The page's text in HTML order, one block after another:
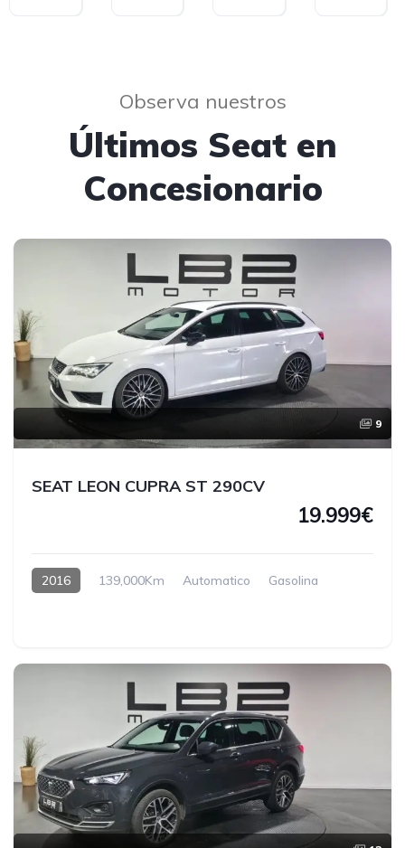
Observa nuestros
Últimos Seat en
Concesionario
9
SEAT LEON CUPRA ST 290CV
19.999€
2016 139,000Km Automatico Gasolina